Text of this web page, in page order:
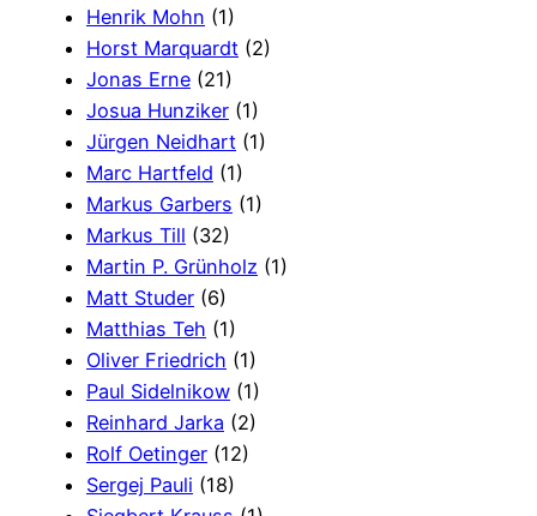
Henrik Mohn (1)
Horst Marquardt (2)
Jonas Erne (21)
Josua Hunziker (1)
Jürgen Neidhart (1)
Marc Hartfeld (1)
Markus Garbers (1)
Markus Till (32)
Martin P. Grünholz (1)
Matt Studer (6)
Matthias Teh (1)
Oliver Friedrich (1)
Paul Sidelnikow (1)
Reinhard Jarka (2)
Rolf Oetinger (12)
Sergej Pauli (18)